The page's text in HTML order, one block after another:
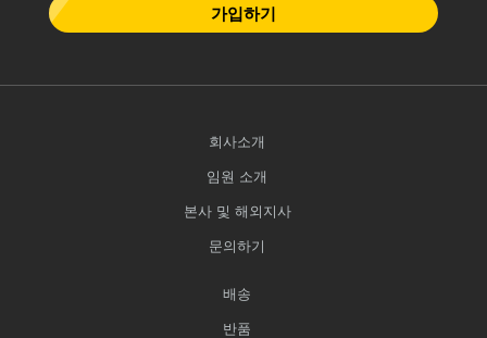
가입하기
회사소개
임원 소개
본사 및 해외지사
문의하기
배송
반품